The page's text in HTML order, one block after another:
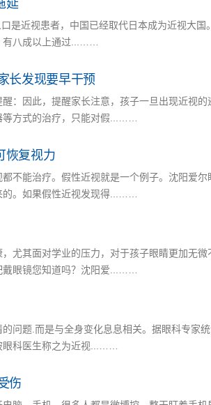
延
是近视患者，中国已经取代日本成为近视大
有八成以上通过...……
长发现要早干预
：因此，提醒家长注意，孩子一旦出现近视
等方式的治疗，只能对假...……
恢复视力
不能治疗。假性近视就是一个例子。沈阳爱
的。如果假性近视发现得...……
尤其面对学业的压力，对于孩子眼睛更加无
戴眼镜您知道吗？沈阳爱...……
问题.而是与全身变化息息相关。据眼科专家
眼科医生称之为近视...……
伤